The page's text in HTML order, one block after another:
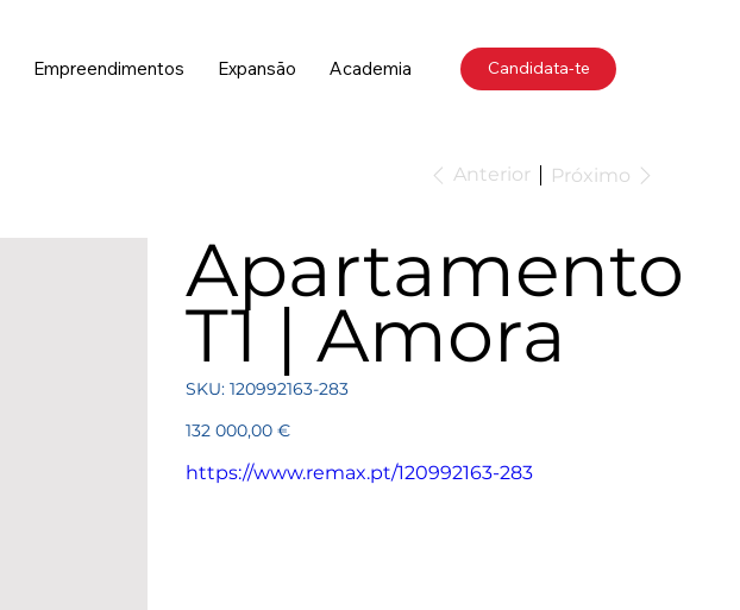
Empreendimentos Expansão Academia Candidata-te
Anterior Próximo
Apartamento
T1 | Amora
SKU: SKU
120992163-
120992163-283
Preço
132 000,00 €
https://www.remax.pt/120992163-283